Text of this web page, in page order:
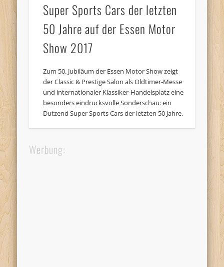
Super Sports Cars der letzten
50 Jahre auf der Essen Motor
Show 2017
Zum 50. Jubiläum der Essen Motor Show zeigt
der Classic & Prestige Salon als Oldtimer-Messe
und internationaler Klassiker-Handelsplatz eine
besonders eindrucksvolle Sonderschau: ein
Dutzend Super Sports Cars der letzten 50 Jahre.
Werbung: